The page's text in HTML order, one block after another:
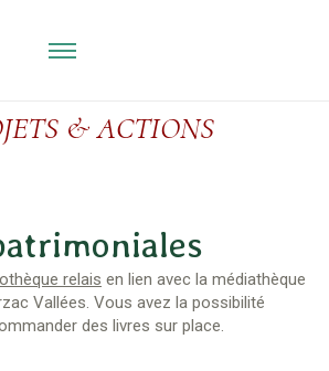
& ACTIONS
relais en lien avec la médiathèque
Vallées. Vous avez la possibilité
des livres sur place.